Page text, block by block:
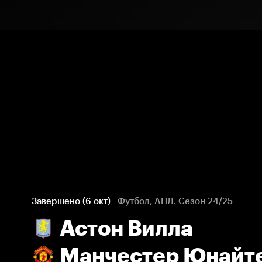
Завершено (6 окт) Футбол, АПЛ. Сезон 24/25
Астон Вилла
Манчестер